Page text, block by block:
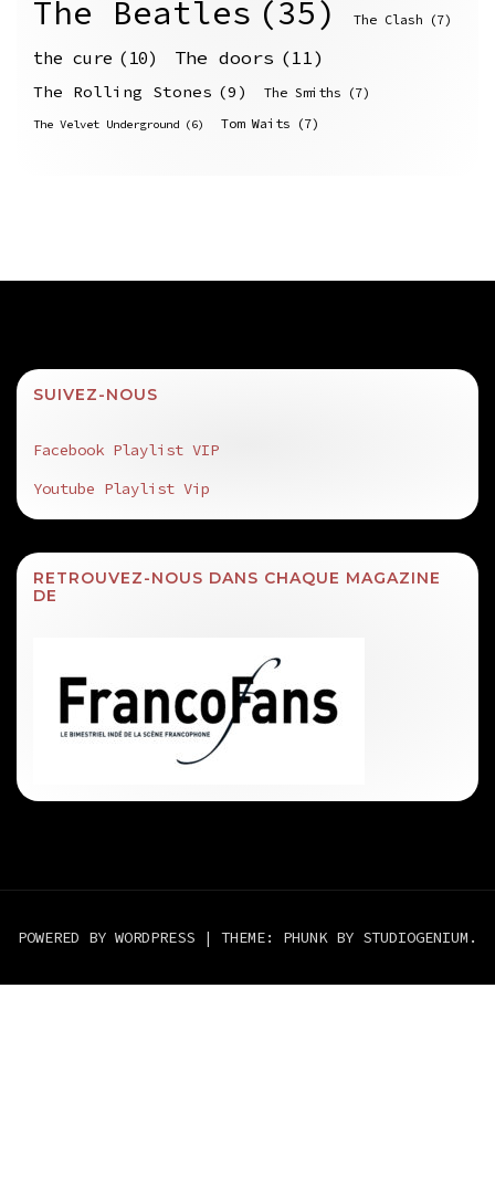
The Beatles (35) The Clash (7)
the cure (10) The doors (11)
The Rolling Stones (9) The Smiths (7)
The Velvet Underground (6) Tom Waits (7)
SUIVEZ-NOUS
Facebook Playlist VIP
Youtube Playlist Vip
RETROUVEZ-NOUS DANS CHAQUE MAGAZINE
DE
POWERED BY WORDPRESS | THEME: PHUNK BY STUDIOGENIUM .